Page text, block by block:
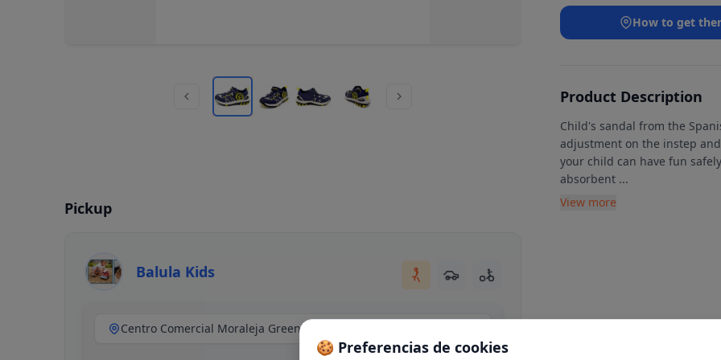
🍪 Preferencias de cookies
Pickup
Balula Kids
How to get
Product Description
Child's sandal from the
adjustment on the instep
your child can have fun
absorbent ...
View more